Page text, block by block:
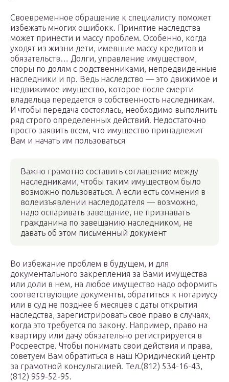
Своевременное обращение к специалисту поможет
избежать многих ошибокк. Принятие наследства
может принести и массу проблем. Особенно, когда
уходят из жизни дети, имевшие массу кредитов и
обязательств… Долги, управление имуществом,
споры по долям с родственниками, непредвиденные
наследники и пр. Ведь наследство — это движимое и
недвижимое имущество, которое после смерти
владельца передается в собственность наследникам.
И чтобы передача состоялась, необходимо выполнить
ряд строго определенных действий. Недостаточно
просто заявить всем, что имущество принадлежит
Вам и начать им пользоваться
Важно грамотно составить соглашение между
наследниками, чтобы таким имуществом было
возможно пользоваться. А если есть сомнения в
волеизъявлении наследодателя — возможно,
надо оспаривать завещание, не признавать
гражданина по завещанию наследником, не
давать об этом письменный документ
Во избежание проблем в будущем, и для
документального закрепления за Вами имущества
или доли в нем, на любое имущество надо оформить
соответствующие документы, обратиться к нотариусу
или в суд не позднее 6 месяцев с даты открытия
наследства, зарегистрировать свое право в случаях,
когда это требуется по закону. Например, право на
квартиру или дачу обязательно регистрируется в
Росреестре. Чтобы понимать свои действия и права,
советуем Вам обратиться в наш Юридический центр
за грамотной консультацией. Тел.(812) 534-16-43,
(812) 959-52-95.